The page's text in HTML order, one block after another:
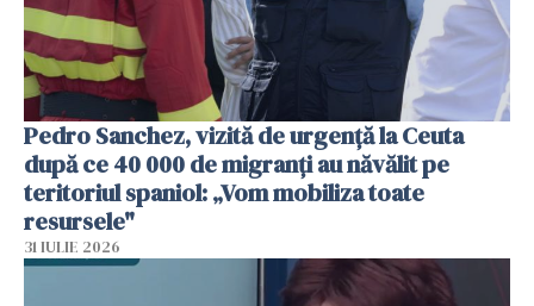
Pedro Sanchez, vizită de urgență la Ceuta
după ce 40 000 de migranți au năvălit pe
teritoriul spaniol: „Vom mobiliza toate
resursele"
31 IULIE 2026